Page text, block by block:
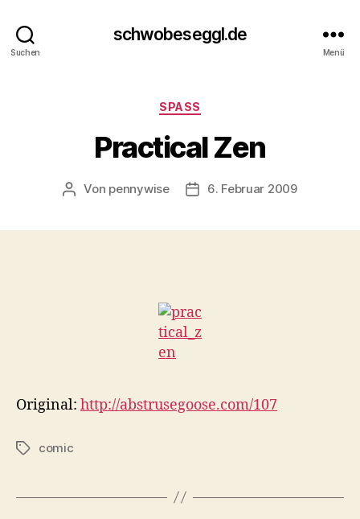
Suchen
schwobeseggl.de
Menü
Kategorien
SPASS
Practical Zen
Beitragsautor
Von pennywise Veröffentlichungsdatum
6. Februar 2009
Original: http://abstrusegoose.com/107
Schlagwörter
comic